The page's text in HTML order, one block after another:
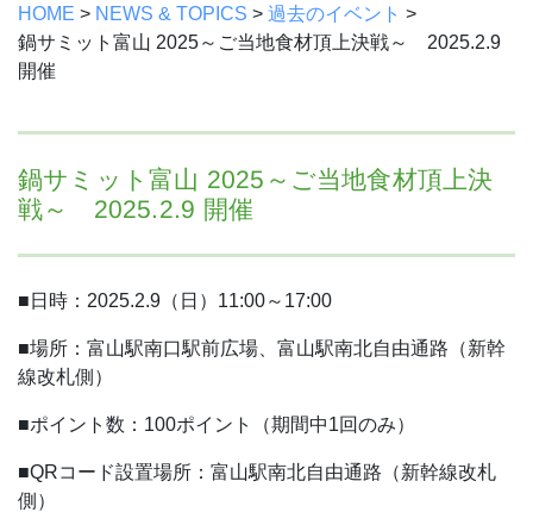
HOME > NEWS & TOPICS > 過去のイベント >
鍋サミット富山 2025～ご当地食材頂上決戦～ 2025.2.9
開催
鍋サミット富山 2025～ご当地食材頂上決
戦～ 2025.2.9 開催
■日時：2025.2.9（日）11:00～17:00
■場所：富山駅南口駅前広場、富山駅南北自由通路（新幹
線改札側）
■ポイント数：100ポイント（期間中1回のみ）
■QRコード設置場所：富山駅南北自由通路（新幹線改札
側）